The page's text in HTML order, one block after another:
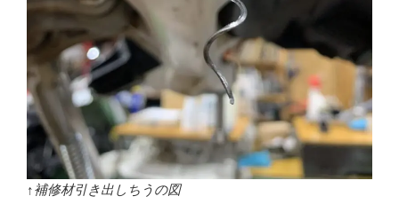
↑補修材引き出しちうの図